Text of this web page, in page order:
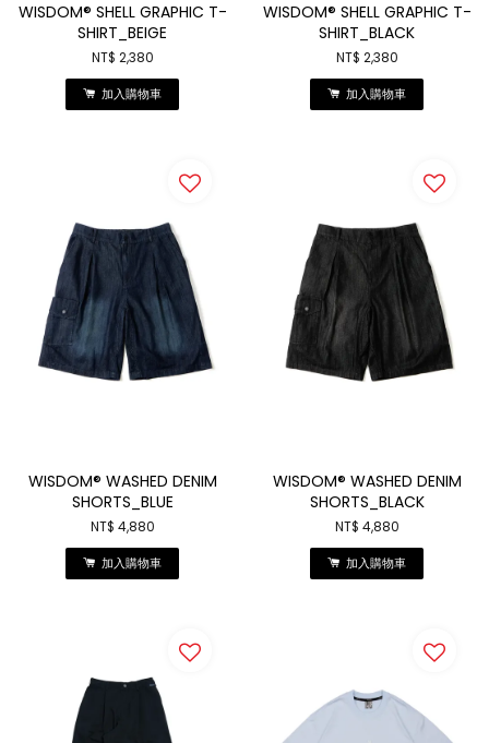
WISDOM® SHELL GRAPHIC T-
SHIRT_BEIGE
NT$ 2,380
加入購物車
WISDOM® SHELL GRAPHIC T-
SHIRT_BLACK
NT$ 2,380
加入購物車
WISDOM® WASHED DENIM
SHORTS_BLUE
NT$ 4,880
加入購物車
WISDOM® WASHED DENIM
SHORTS_BLACK
NT$ 4,880
加入購物車